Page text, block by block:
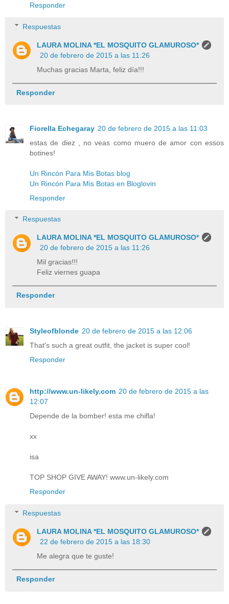
Responder
Respuestas
LAURA MOLINA *EL MOSQUITO GLAMUROSO*
20 de febrero de 2015 a las 11:26
Muchas gracias Marta, feliz día!!!
Responder
Fiorella Echegaray 20 de febrero de 2015 a las 11:03
estas de diez , no veas como muero de amor con essos
botines!
Un Rincón Para Mis Botas blog
Un Rincón Para Mis Botas en Bloglovin
Responder
Respuestas
LAURA MOLINA *EL MOSQUITO GLAMUROSO*
20 de febrero de 2015 a las 11:26
Mil gracias!!!
Feliz viernes guapa
Responder
Styleofblonde 20 de febrero de 2015 a las 12:06
That's such a great outfit, the jacket is super cool!
Responder
http://www.un-likely.com 20 de febrero de 2015 a las
12:07
Depende de la bomber! esta me chifla!
xx
isa
TOP SHOP GIVE AWAY! www.un-likely.com
Responder
Respuestas
LAURA MOLINA *EL MOSQUITO GLAMUROSO*
22 de febrero de 2015 a las 18:30
Me alegra que te guste!
Responder